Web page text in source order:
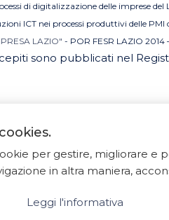
di digitalizzazione delle imprese del
ICT nei processi produttivi delle
LAZIO" - POR FESR LAZIO 2014
sono pubblicati nel
2023
per gestire, migliorare e
in altra maniera,
Leggi l'informativa